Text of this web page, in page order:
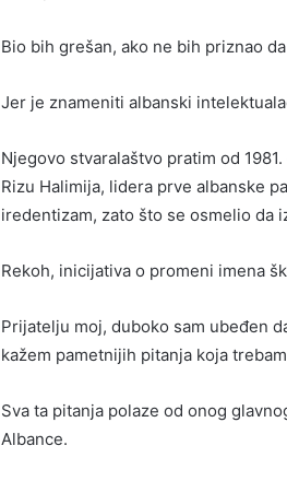
Bio bih grešan, ako ne bih priznao
Jer je znameniti albanski
Njegovo stvaralaštvo pratim od
Rizu Halimija, lidera prve albanske
iredentizam, zato što se osmelio da
Rekoh, inicijativa o promeni imena
Prijatelju moj, duboko sam ubeđen
kažem pametnijih pitanja koja
Sva ta pitanja polaze od onog
Albance.